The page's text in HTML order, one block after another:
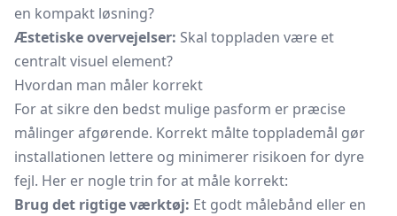
en kompakt løsning?
Æstetiske overvejelser: Skal toppladen være et
centralt visuel element?
Hvordan man måler korrekt
For at sikre den bedst mulige pasform er præcise
målinger afgørende. Korrekt målte topplademål gør
installationen lettere og minimerer risikoen for dyre
fejl. Her er nogle trin for at måle korrekt:
Brug det rigtige værktøj: Et godt målebånd eller en